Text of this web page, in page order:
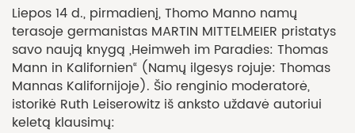
Liepos 14 d., pirmadienį, Thomo Manno namų
terasoje germanistas MARTIN MITTELMEIER pristatys
savo naują knygą „Heimweh im Paradies: Thomas
Mann in Kalifornien“ (Namų ilgesys rojuje: Thomas
Mannas Kalifornijoje). Šio renginio moderatorė,
istorikė Ruth Leiserowitz iš anksto uždavė autoriui
keletą klausimų: